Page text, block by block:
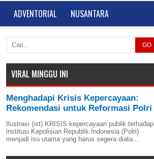
ADVENTORIAL NUSANTARA
GO
VIRAL MINGGU INI
Menghadapi Krisis Kepercayaan:
Rekomendasi untuk Reformasi Polri
Ilustrasi (ist) KRISIS kepercayaan publik terhadap
institusi Kepolisian Republik Indonesia (Polri)
menjadi isu utama yang harus segera diata...